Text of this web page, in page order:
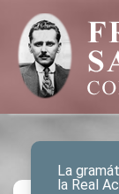
La
la Real